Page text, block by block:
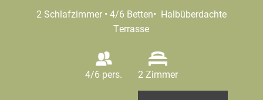
2 Schlafzimmer • 4/6 Betten• Halbüberdachte
Terrasse
4/6 pers. 2 Zimmer